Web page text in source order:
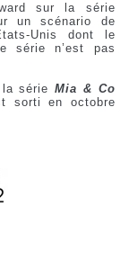
sur la série
un scénario de
Unis dont le
série n’est pas
la sérieMia & Co
sorti en octobre